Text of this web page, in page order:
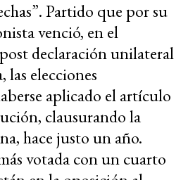
Partido que por su
venció, en el
declaración unilateral
las elecciones
aplicado el artículo
clausurando la
hace justo un año.
votada con un cuarto